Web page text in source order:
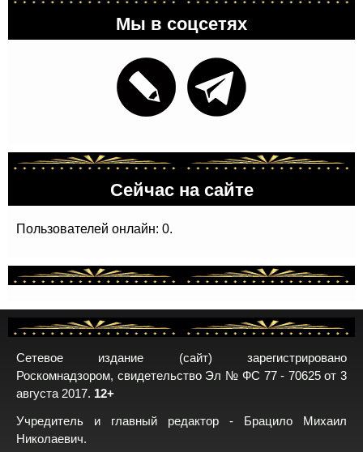
Мы в соцсетях
Сейчас на сайте
Пользователей онлайн: 0.
Сетевое издание (сайт) зарегистрировано
Роскомнадзором, свидетельство Эл № ФС 77 - 70625 от 3
августа 2017. 12+
Учредитель и главный редактор - Брацило Михаил
Николаевич.